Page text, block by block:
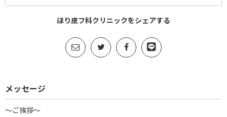
ほり皮フ科クリニックをシェアする
メッセージ
～ご挨拶～